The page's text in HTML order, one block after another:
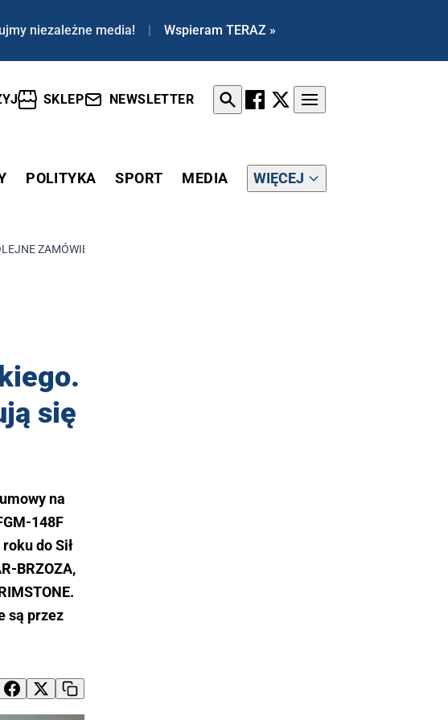
niezależne media! | Wspieram TERAZ »
SKLEP NEWSLETTER
POLITYKA SPORT MEDIA WIĘCEJ
ZAMÓWIENIE NA JAVELINY, SZYKUJĄ SIĘ DOSTAWY POCISKÓW BRIMSTONE
się
na
148F
do Sił
BRZOZA,
są przez